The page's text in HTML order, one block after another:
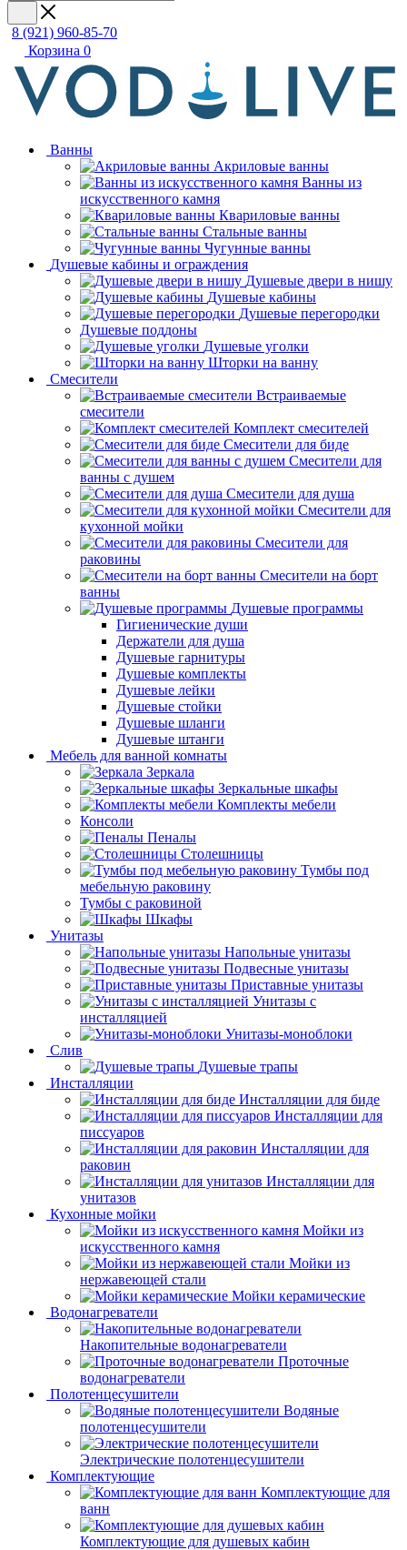
8 (921) 960-85-70
Корзина 0
Ванны
Акриловые ванны
Ванны из
искусственного камня
Квариловые ванны
Стальные ванны
Чугунные ванны
Душевые кабины и ограждения
Душевые двери в нишу
Душевые кабины
Душевые перегородки
Душевые поддоны
Душевые уголки
Шторки на ванну
Смесители
Встраиваемые
смесители
Комплект смесителей
Смесители для биде
Смесители для
ванны с душем
Смесители для душа
Смесители для
кухонной мойки
Смесители для
раковины
Смесители на борт
ванны
Душевые программы
Гигиенические души
Держатели для душа
Душевые гарнитуры
Душевые комплекты
Душевые лейки
Душевые стойки
Душевые шланги
Душевые штанги
Мебель для ванной комнаты
Зеркала
Зеркальные шкафы
Комплекты мебели
Консоли
Пеналы
Столешницы
Тумбы под
мебельную раковину
Тумбы с раковиной
Шкафы
Унитазы
Напольные унитазы
Подвесные унитазы
Приставные унитазы
Унитазы с
инсталляцией
Унитазы-моноблоки
Слив
Душевые трапы
Инсталляции
Инсталляции для биде
Инсталляции для
писсуаров
Инсталляции для
раковин
Инсталляции для
унитазов
Кухонные мойки
Мойки из
искусственного камня
Мойки из
нержавеющей стали
Мойки керамические
Водонагреватели
Накопительные водонагреватели
Проточные
водонагреватели
Полотенцесушители
Водяные
полотенцесушители
Электрические полотенцесушители
Комплектующие
Комплектующие для
ванн
Комплектующие для душевых кабин